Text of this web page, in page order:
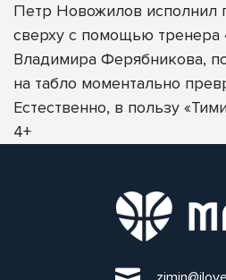
Петр Новожилов исполнил
сверху с помощью тренера
Владимира Ферябникова,
на табло моментально
Естественно, в пользу
4+